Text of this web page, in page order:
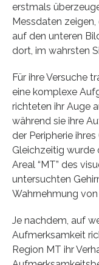
erstmals
Messdaten
auf den unteren
dort, im wahrsten
Für ihre Versuche
eine komplexe
richteten ihr Auge
während sie ihre
der Peripherie
Gleichzeitig wurde
Areal “MT” des
untersuchten
Wahrnehmung
Je nachdem, auf
Aufmerksamkeit
Region MT ihr